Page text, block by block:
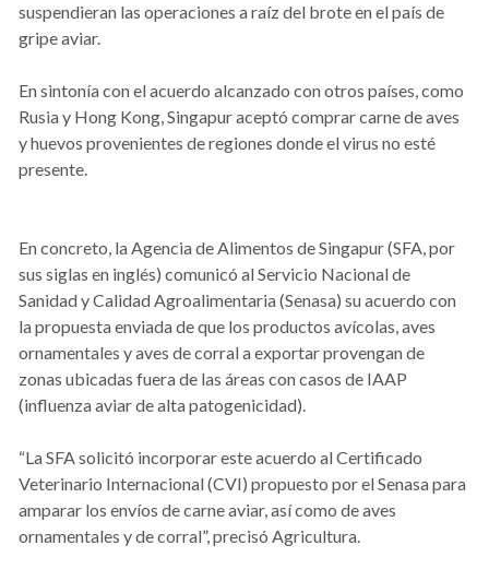
suspendieran las operaciones a raíz del brote en el país de
gripe aviar.
En sintonía con el acuerdo alcanzado con otros países, como
Rusia y Hong Kong, Singapur aceptó comprar carne de aves
y huevos provenientes de regiones donde el virus no esté
presente.
En concreto, la Agencia de Alimentos de Singapur (SFA, por
sus siglas en inglés) comunicó al Servicio Nacional de
Sanidad y Calidad Agroalimentaria (Senasa) su acuerdo con
la propuesta enviada de que los productos avícolas, aves
ornamentales y aves de corral a exportar provengan de
zonas ubicadas fuera de las áreas con casos de IAAP
(influenza aviar de alta patogenicidad).
“La SFA solicitó incorporar este acuerdo al Certificado
Veterinario Internacional (CVI) propuesto por el Senasa para
amparar los envíos de carne aviar, así como de aves
ornamentales y de corral”, precisó Agricultura.